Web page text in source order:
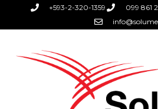
+593-2-320-1359 099 861